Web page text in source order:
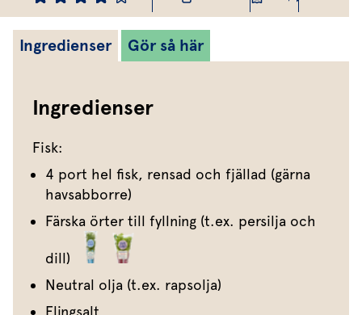
Ingredienser Gör så här
Ingredienser
Fisk:
4 port hel fisk, rensad och fjällad (gärna
havsabborre)
Färska örter till fyllning (t.ex. persilja och
dill)
Neutral olja (t.ex. rapsolja)
Flingsalt